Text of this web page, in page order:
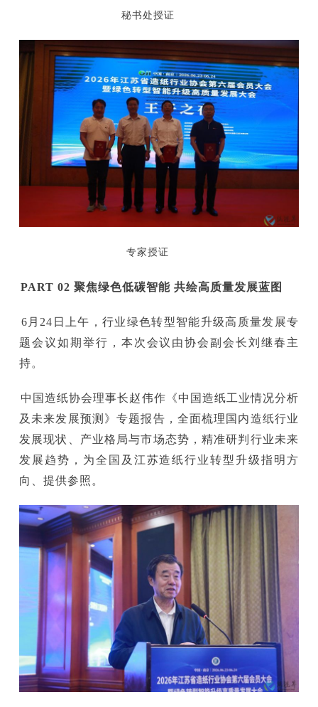
秘书处授证
专家授证
02 聚焦绿色低碳智能 共绘高质量发展蓝图
月24日上午，行业绿色转型智能升级高质量发展专
题会议如期举行，本次会议由协会副会长刘继春主
持。
国造纸协会理事长赵伟作《中国造纸工业情况分析
及未来发展预测》专题报告，全面梳理国内造纸行业
发展现状、产业格局与市场态势，精准研判行业未来
发展趋势，为全国及江苏造纸行业转型升级指明方
向、提供参照。